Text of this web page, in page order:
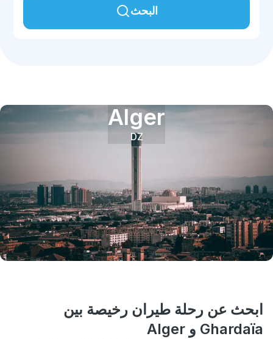
البحث
Alger
DZ
ابحث عن رحلة طيران رخيصة بين
Ghardaïa و Alger